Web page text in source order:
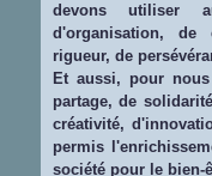
devons utiliser
d'organisation, de
rigueur, de
Et aussi, pour
partage, de
créativité,
permis
société pour le bien-